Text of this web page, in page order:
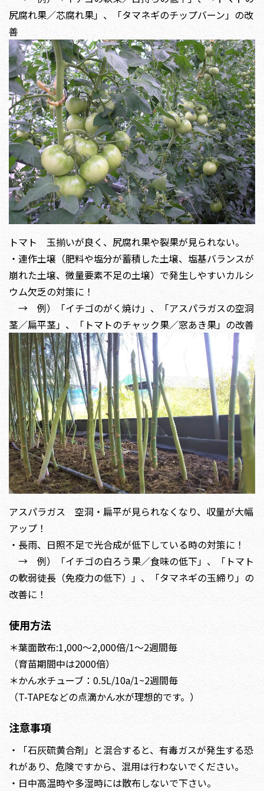
尻腐れ果／芯腐れ果」、「タマネギのチップバーン」の改
善
トマト 玉揃いが良く、尻腐れ果や裂果が見られない。
・連作土壌（肥料や塩分が蓄積した土壌、塩基バランスが
崩れた土壌、微量要素不足の土壌）で発生しやすいカルシ
ウム欠乏の対策に！
→ 例）「イチゴのがく焼け」、「アスパラガスの空洞
茎／扁平茎」、「トマトのチャック果／窓あき果」の改善
アスパラガス 空洞・扁平が見られなくなり、収量が大幅
アップ！
・長雨、日照不足で光合成が低下している時の対策に！
→ 例）「イチゴの白ろう果／食味の低下」、「トマト
の軟弱徒長（免疫力の低下）」、「タマネギの玉締り」の
改善に！
使用方法
＊葉面散布:1,000～2,000倍/1～2週間毎
（育苗期間中は2000倍）
＊かん水チューブ：0.5L/10a/1~2週間毎
（T-TAPEなどの点滴かん水が理想的です。）
注意事項
・「石灰硫黄合剤」と混合すると、有毒ガスが発生する恐
れがあり、危険ですから、混用は行わないでください。
・日中高温時や多湿時には散布しないで下さい。